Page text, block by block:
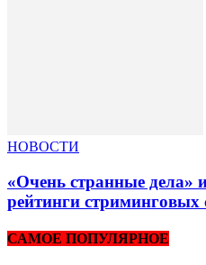
НОВОСТИ
«Очень странные дела»
рейтинги стриминговых
САМОЕ ПОПУЛЯРНОЕ